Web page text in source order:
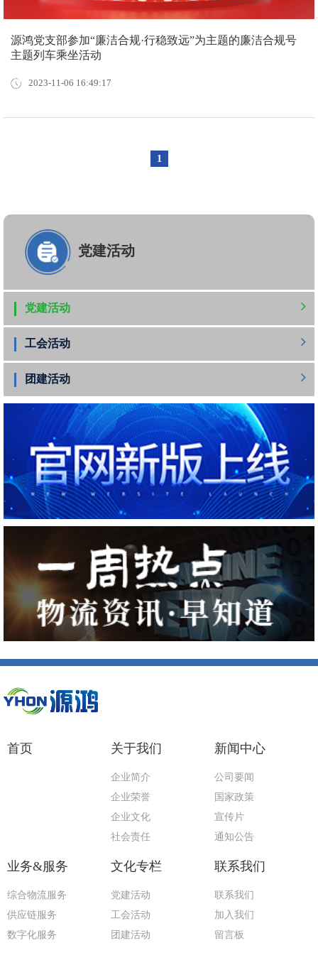
党建活动
党建活动
工会活动
团建活动
源鸿党支部参加“廉洁合规·行稳致远”为主题的廉洁合规号
主题列车乘坐活动
2023-11-06 16:49:17
1
首页 关于我们
企业简介
企业荣誉
企业文化
社会责任
新闻中心
公司要闻
国家政策
宣传片
通知公告
业务&服务
综合物流服务
供应链服务
数字化服务
文化专栏
党建活动
工会活动
团建活动
联系我们
联系我们
加入我们
留言板